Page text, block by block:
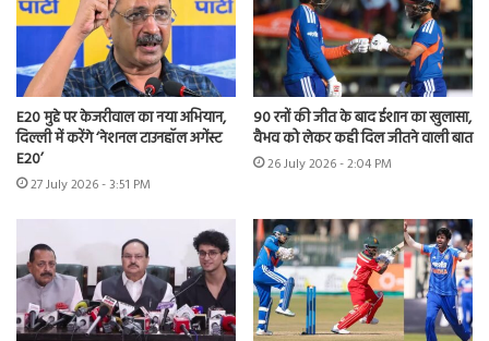
E20 मुद्दे पर केजरीवाल का नया अभियान,
दिल्ली में करेंगे ‘नेशनल टाउनहॉल अगेंस्ट
E20’
27 July 2026 - 3:51 PM
90 रनों की जीत के बाद ईशान का खुलासा,
वैभव को लेकर कही दिल जीतने वाली बात
26 July 2026 - 2:04 PM